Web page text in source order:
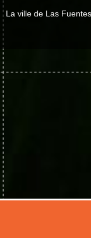
La ville de Las